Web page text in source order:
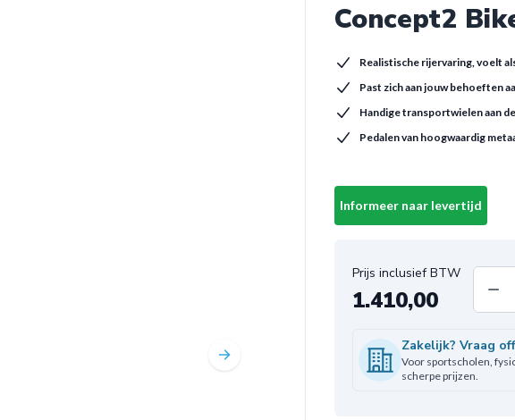
Concept2
Realistische rijervaring, voelt
Past zich aan jouw behoeften
Handige transportwielen aan
Pedalen van hoogwaardig
Informeer naar levertijd
1.410,00
Zakelijk? Vraag
Voor sportscholen,
scherpe prijzen.